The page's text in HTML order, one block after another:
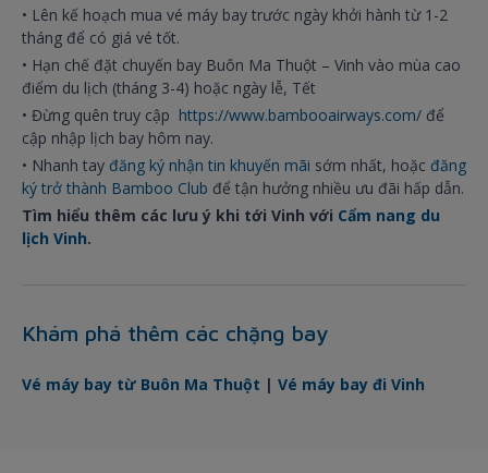
• Lên kế hoạch mua vé máy bay trước ngày khởi hành từ 1-2
tháng để có giá vé tốt.
• Hạn chế đặt chuyến bay Buôn Ma Thuột – Vinh vào mùa cao
điểm du lịch (tháng 3-4) hoặc ngày lễ, Tết
• Đừng quên truy cập https://www.bambooairways.com/ để
cập nhập lịch bay hôm nay.
• Nhanh tay đăng ký nhận tin khuyến mãi sớm nhất, hoặc đăng
ký trở thành Bamboo Club để tận hưởng nhiều ưu đãi hấp dẫn.
Tìm hiểu thêm các lưu ý khi tới Vinh với Cẩm nang du
lịch Vinh.
Khám phá thêm các chặng bay
Vé máy bay từ Buôn Ma Thuột | Vé máy bay đi Vinh